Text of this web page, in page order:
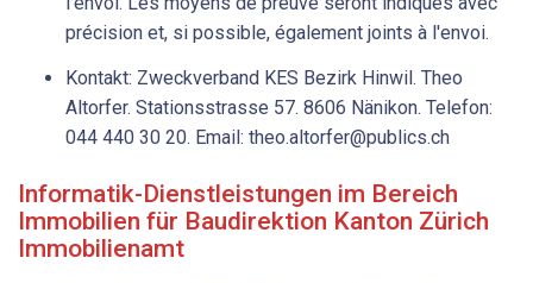
précision et, si possible, également joints à l'envoi.
Kontakt: Zweckverband KES Bezirk Hinwil. Theo
Altorfer. Stationsstrasse 57. 8606 Nänikon. Telefon:
044 440 30 20. Email: theo.altorfer@publics.ch
Informatik-Dienstleistungen im Bereich
Immobilien für Baudirektion Kanton Zürich
Immobilienamt